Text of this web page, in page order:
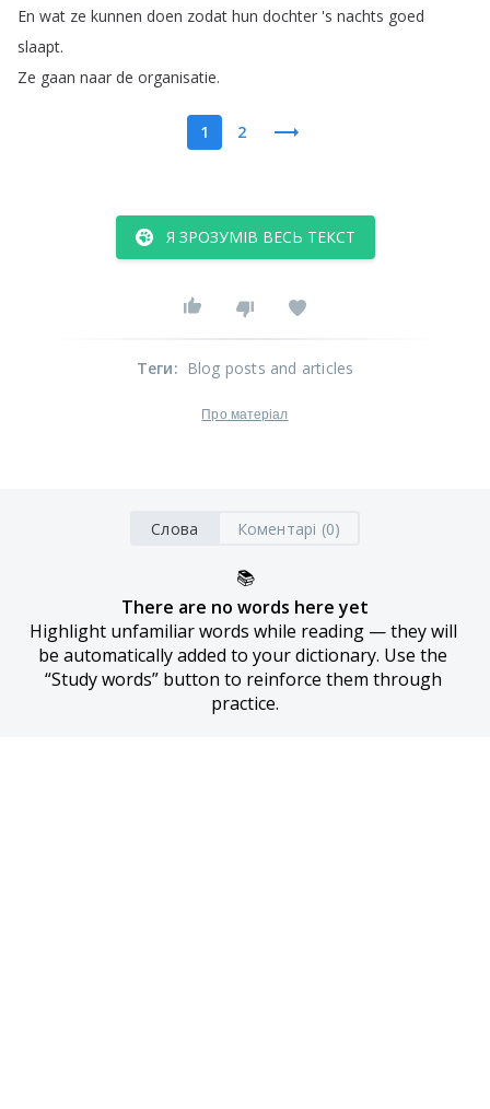
En wat ze kunnen doen zodat hun dochter 's nachts goed
slaapt.
Ze gaan naar de organisatie.
1 2
Я ЗРОЗУМІВ ВЕСЬ ТЕКСТ
Теги: Blog posts and articles
Про матеріал
Слова Коментарі (0)
📚
There are no words here yet
Highlight unfamiliar words while reading — they will
be automatically added to your dictionary. Use the
“Study words” button to reinforce them through
practice.